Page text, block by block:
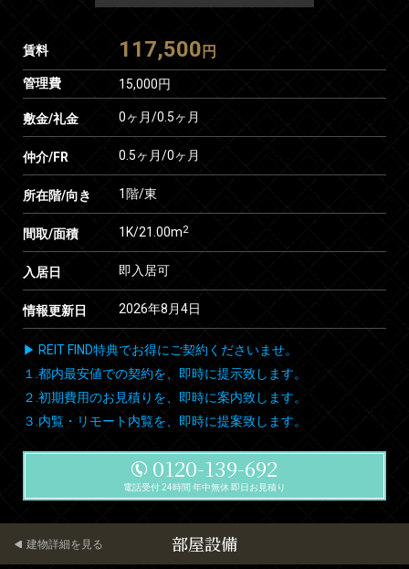
賃料 117,500 円
管理費 15,000円
敷金/礼金 0ヶ月/0.5ヶ月
仲介/FR 0.5ヶ月/0ヶ月
所在階/向き 1階/東
間取/面積 1K/21.00m2
入居日 即入居可
情報更新日 2026年8月4日
▶ REIT FIND特典でお得にご契約くださいませ。
１.都内最安値での契約を、即時に提示致します。
２.初期費用のお見積りを、即時に案内致します。
３.内覧・リモート内覧を、即時に提案致します。
0120-139-692
電話受付 24時間 年中無休 即日お見積り
部屋設備
建物詳細を見る